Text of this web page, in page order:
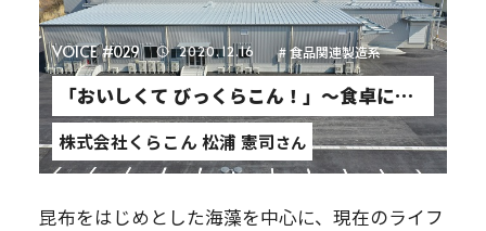
VOICE #029 2020.12.16 # 食品関連製造系
「おいしくて びっくらこん！」～食卓に笑
顔と感動を～
株式会社くらこん 松浦 憲司さん
昆布をはじめとした海藻を中心に、現在のライフ